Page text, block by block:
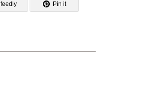
feedly Pin it